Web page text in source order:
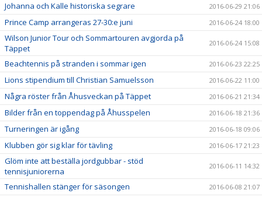
Johanna och Kalle historiska segrare 2016-06-29 21:06
Prince Camp arrangeras 27-30:e juni 2016-06-24 18:00
Wilson Junior Tour och Sommartouren avgjorda på
Täppet
2016-06-24 15:08
Beachtennis på stranden i sommar igen 2016-06-23 22:25
Lions stipendium till Christian Samuelsson 2016-06-22 11:00
Några röster från Åhusveckan på Täppet 2016-06-21 21:34
Bilder från en toppendag på Åhusspelen 2016-06-18 21:36
Turneringen är igång 2016-06-18 09:06
Klubben gör sig klar för tävling 2016-06-17 21:23
Glöm inte att beställa jordgubbar - stöd
tennisjuniorerna
2016-06-11 14:32
Tennishallen stänger för säsongen 2016-06-08 21:07